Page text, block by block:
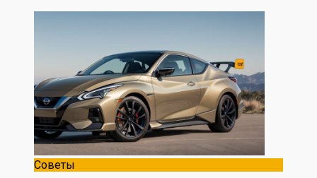
Советы